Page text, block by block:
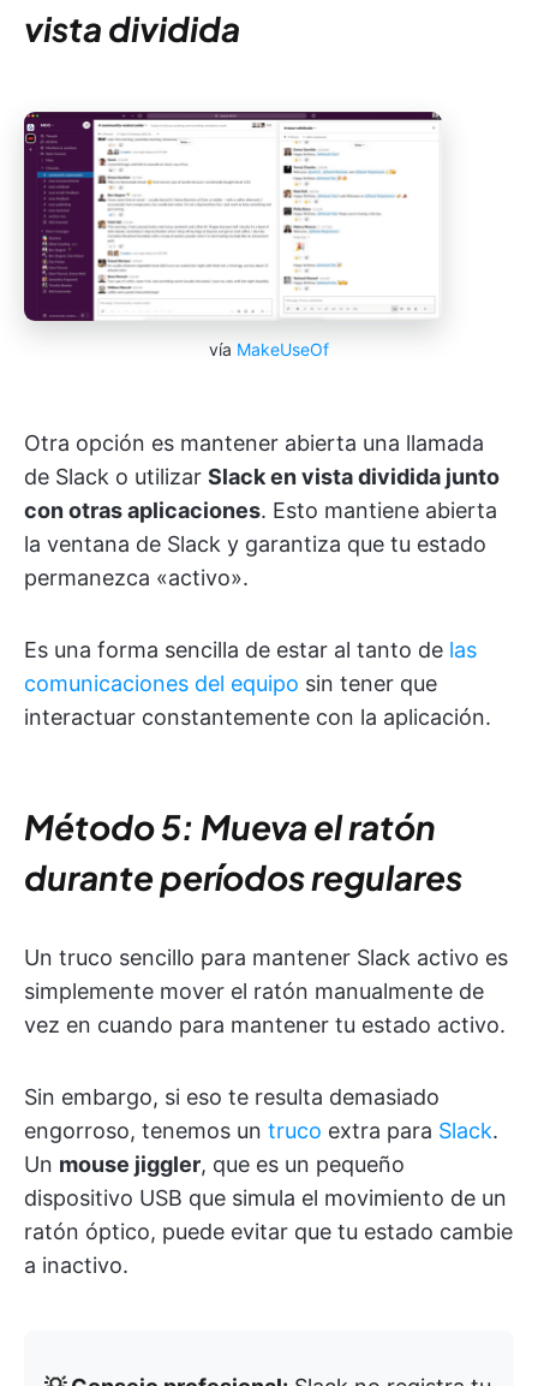
vista dividida
vía MakeUseOf
Otra opción es mantener abierta una llamada
de Slack o utilizar Slack en vista dividida junto
con otras aplicaciones. Esto mantiene abierta
la ventana de Slack y garantiza que tu estado
permanezca «activo».
Es una forma sencilla de estar al tanto de las
comunicaciones del equipo sin tener que
interactuar constantemente con la aplicación.
Método 5: Mueva el ratón
durante períodos regulares
Un truco sencillo para mantener Slack activo es
simplemente mover el ratón manualmente de
vez en cuando para mantener tu estado activo.
Sin embargo, si eso te resulta demasiado
engorroso, tenemos un truco extra para Slack.
Un mouse jiggler, que es un pequeño
dispositivo USB que simula el movimiento de un
ratón óptico, puede evitar que tu estado cambie
a inactivo.